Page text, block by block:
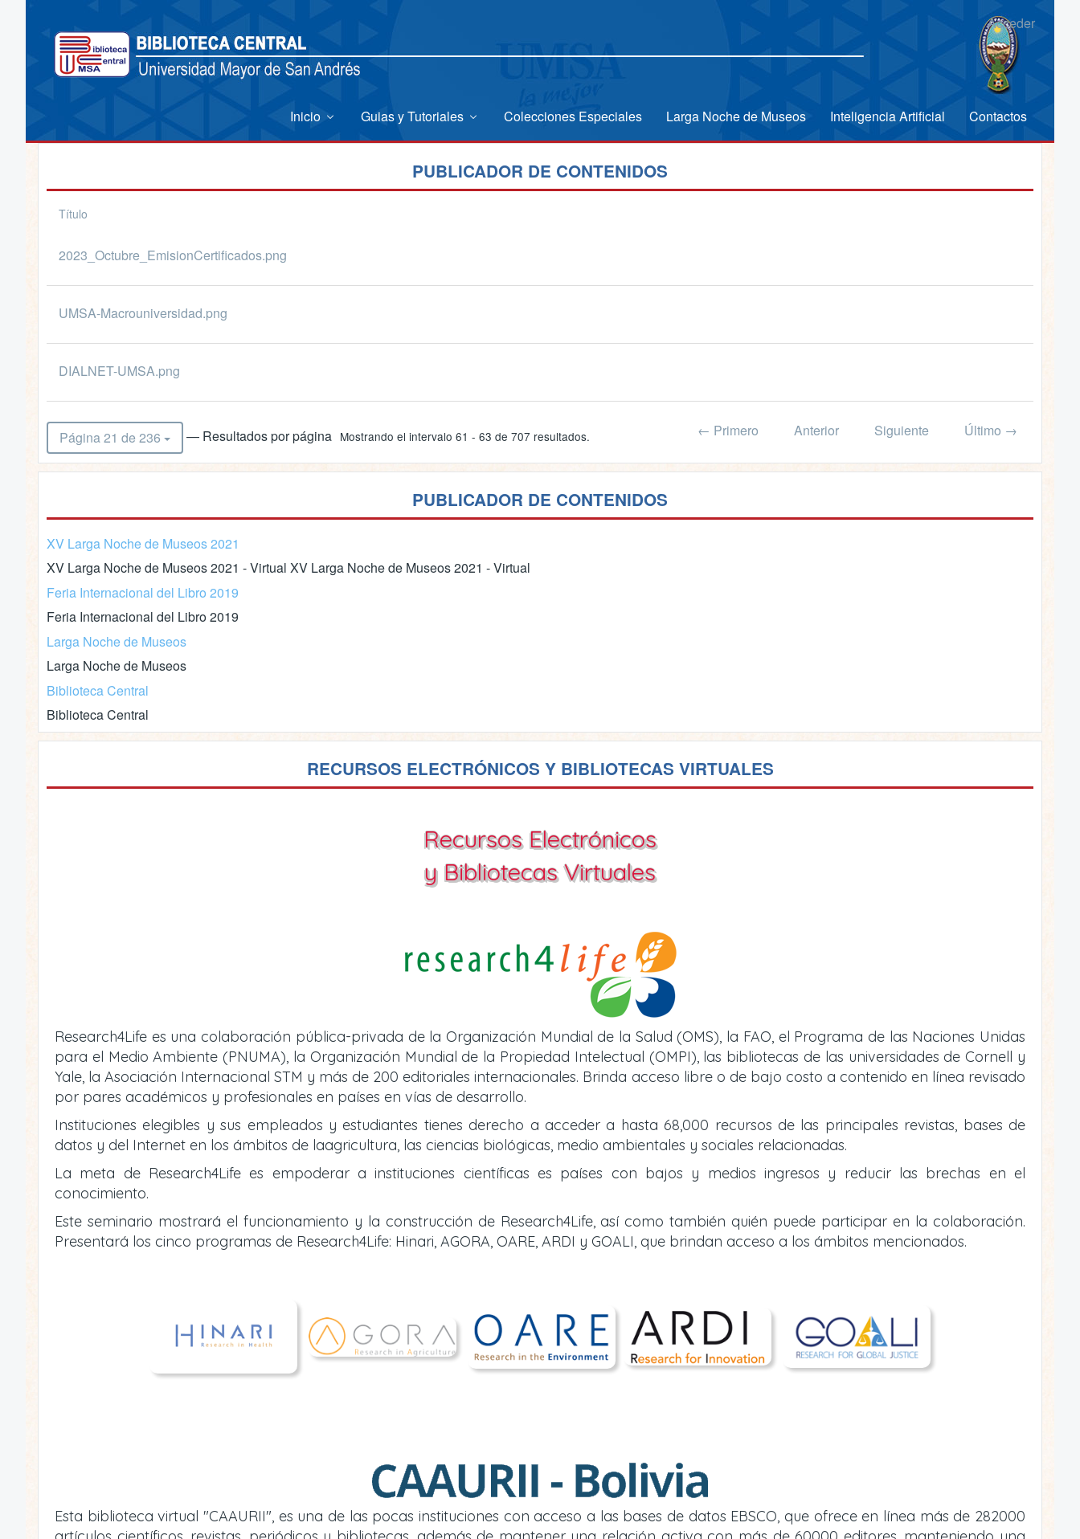
Acceder
Inicio Guias y Tutoriales Colecciones Especiales Larga Noche de Museos Inteligencia Artificial Contactos
PUBLICADOR DE CONTENIDOS
Título
2023_Octubre_EmisionCertificados.png
UMSA-Macrouniversidad.png
DIALNET-UMSA.png
Página 21 de 236 — Resultados por página Mostrando el intervalo 61 - 63 de 707 resultados. ← Primero Anterior Siguiente Último →
PUBLICADOR DE CONTENIDOS
XV Larga Noche de Museos 2021
XV Larga Noche de Museos 2021 - Virtual XV Larga Noche de Museos 2021 - Virtual
Feria Internacional del Libro 2019
Feria Internacional del Libro 2019
Larga Noche de Museos
Larga Noche de Museos
Biblioteca Central
Biblioteca Central
RECURSOS ELECTRÓNICOS Y BIBLIOTECAS VIRTUALES
Recursos Electrónicos
y Bibliotecas Virtuales
Research4Life es una colaboración pública-privada de la Organización Mundial de la Salud (OMS), la FAO, el Programa de las Naciones Unidas
para el Medio Ambiente (PNUMA), la Organización Mundial de la Propiedad Intelectual (OMPI), las bibliotecas de las universidades de Cornell y
Yale, la Asociación Internacional STM y más de 200 editoriales internacionales. Brinda acceso libre o de bajo costo a contenido en línea revisado
por pares académicos y profesionales en países en vías de desarrollo.
Instituciones elegibles y sus empleados y estudiantes tienes derecho a acceder a hasta 68,000 recursos de las principales revistas, bases de
datos y del Internet en los ámbitos de laagricultura, las ciencias biológicas, medio ambientales y sociales relacionadas.
La meta de Research4Life es empoderar a instituciones científicas es países con bajos y medios ingresos y reducir las brechas en el
conocimiento.
Este seminario mostrará el funcionamiento y la construcción de Research4Life, así como también quién puede participar en la colaboración.
Presentará los cinco programas de Research4Life: Hinari, AGORA, OARE, ARDI y GOALI, que brindan acceso a los ámbitos mencionados.
Esta biblioteca virtual "CAAURII", es una de las pocas instituciones con acceso a las bases de datos EBSCO, que ofrece en línea más de 282000